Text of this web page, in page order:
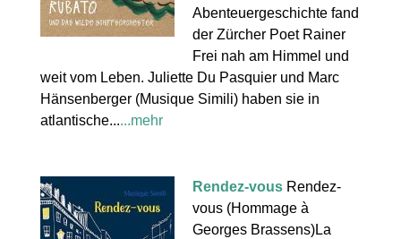
Abenteuergeschichte fand
der Zürcher Poet Rainer
Frei nah am Himmel und
weit vom Leben. Juliette Du Pasquier und Marc
Hänsenberger (Musique Simili) haben sie in
atlantische......mehr
Rendez-vous Rendez-
vous (Hommage à
Georges Brassens)La